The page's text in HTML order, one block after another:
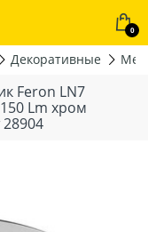
0
Декоративные
Feron LN7
Lm хром
28904